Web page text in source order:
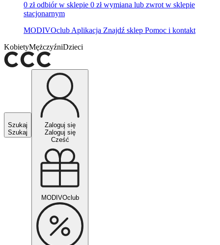
0 zł odbiór w sklepie 0 zł wymiana lub zwrot w sklepie
stacjonarnym
MODIVOclub Aplikacja Znajdź sklep Pomoc i kontakt
KobietyMężczyźniDzieci
Szukaj
Szukaj
Zaloguj się
Zaloguj się
Cześć
MODIVOclub